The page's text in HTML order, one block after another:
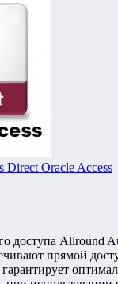
Direct Oracle Access
доступа Allround
прямой